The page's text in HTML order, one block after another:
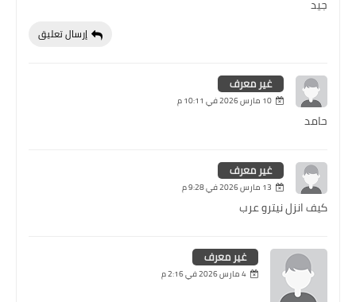
جيد
إرسال تعليق
غير معرف
10 مارس 2026 في 10:11 م
حامد
غير معرف
13 مارس 2026 في 9:28 م
كيف انزل نيترو عرب
غير معرف
4 مارس 2026 في 2:16 م